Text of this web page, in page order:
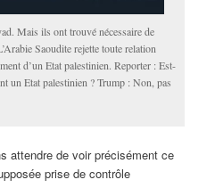
Mais ils ont trouvé nécessaire de
Saoudite rejette toute relation
d’un Etat palestinien. Reporter : Est-
un Etat palestinien ? Trump : Non, pas
attendre de voir précisément ce
prise de contrôle